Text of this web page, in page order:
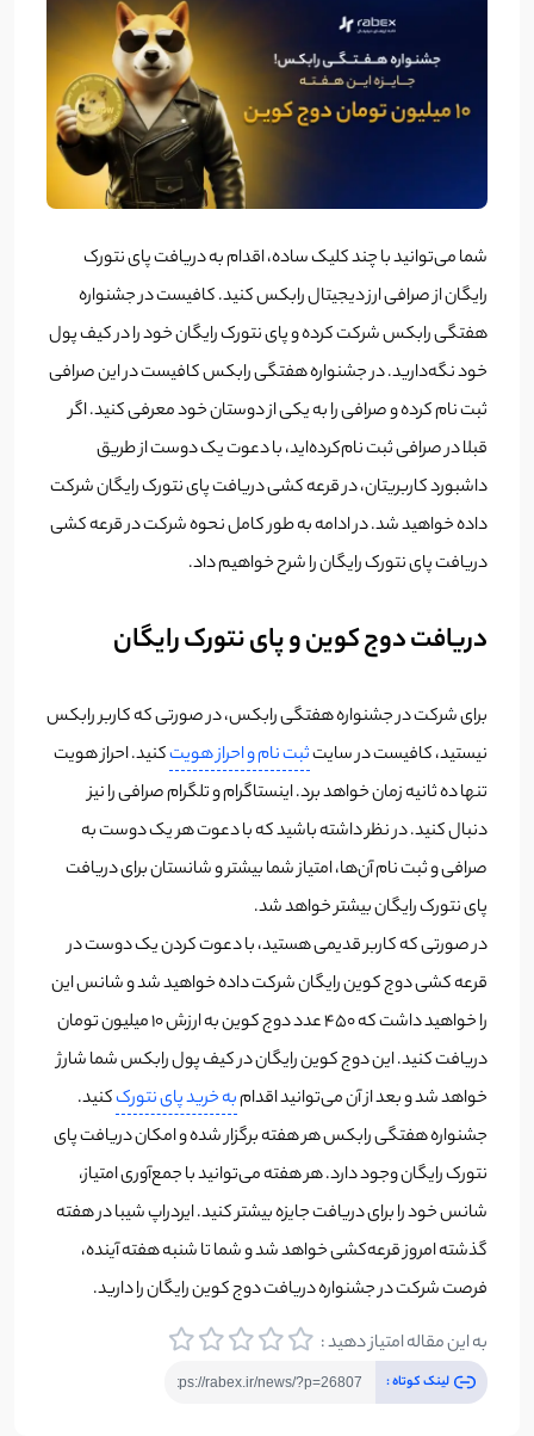
شما می‌توانید با چند کلیک ساده، اقدام به دریافت پای نتورک
رایگان از صرافی ارز دیجیتال رابکس کنید. کافیست در جشنواره
هفتگی رابکس شرکت کرده و پای نتورک رایگان خود را در کیف پول
خود نگه‌دارید. در جشنواره هفتگی رابکس کافیست در این صرافی
ثبت نام کرده و صرافی را به یکی از دوستان خود معرفی کنید. اگر
قبلا در صرافی ثبت نام‌کرده‌اید، با دعوت یک دوست از طریق
داشبورد کاربریتان، در قرعه کشی دریافت پای نتورک رایگان شرکت
داده خواهید شد. در ادامه به طور کامل نحوه شرکت در قرعه کشی
دریافت پای نتورک رایگان را شرح خواهیم داد.
دریافت دوج کوین و پای نتورک رایگان
برای شرکت در جشنواره هفتگی رابکس، در صورتی که کاربر رابکس
نیستید، کافیست در سایتثبت نام و احراز هویتکنید. احراز هویت
تنها ده ثانیه زمان خواهد برد. اینستاگرام و تلگرام صرافی را نیز
دنبال کنید. در نظر داشته باشید که با دعوت هر یک دوست به
صرافی و ثبت نام آن‌ها، امتیاز شما بیشتر و شانستان برای دریافت
پای نتورک رایگان بیشتر خواهد شد.
در صورتی که کاربر قدیمی هستید، با دعوت کردن یک دوست در
قرعه کشی دوج کوین رایگان شرکت داده خواهید شد و شانس این
را خواهید داشت که 450 عدد دوج کوین به ارزش 10 میلیون تومان
دریافت کنید. این دوج کوین رایگان در کیف پول رابکس شما شارژ
خواهد شد و بعد از آن می‌توانید اقدامبه خرید پای نتورککنید.
جشنواره هفتگی رابکس هر هفته برگزار شده و امکان دریافت پای
نتورک رایگان وجود دارد. هر هفته می‌توانید با جمع‌آوری امتیاز،
شانس خود را برای دریافت جایزه بیشتر کنید. ایردراپ شیبا در هفته
گذشته امروز قرعه‌کشی خواهد شد و شما تا شنبه هفته آینده،
فرصت شرکت در جشنواره دریافت دوج کوین رایگان را دارید.
به این مقاله امتیاز دهید :
لینک کوتاه :